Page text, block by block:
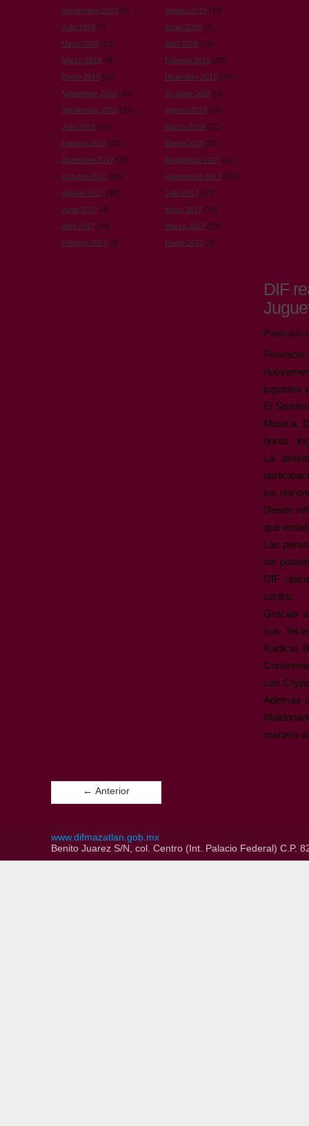
Septiembre 2019(5) Agosto 2019(10)
Julio 2019(7) Junio 2019(7)
Mayo 2019(12) Abril 2019(10)
Marzo 2019(8) Febrero 2019(20)
Enero 2019(16) Diciembre 2018(24)
Noviembre 2018(10) Octubre 2018(7)
Septiembre 2018(21) Agosto 2018(11)
Julio 2018(11) Marzo 2018(22)
Febrero 2018(15) Enero 2018(11)
Diciembre 2017(19) Noviembre 2017(22)
Octubre 2017(18) Septiembre 2017(26)
Agosto 2017(30) Julio 2017(17)
Junio 2017(4) Mayo 2017(14)
Abril 2017(18) Marzo 2017(23)
Febrero 2017(3) Enero 2017(3)
DIF
Publicado
Provocar
juguetes
El
Música,
horas,
La
los
Desde
que
Las
los
DIF
centro.
Gracias
sus
Radical,
Los
Además
manera
← Anterior
www.difmazatlan.gob.mx
Benito Juarez S/N, col. Centro (Int. Palacio Federal) C.P.